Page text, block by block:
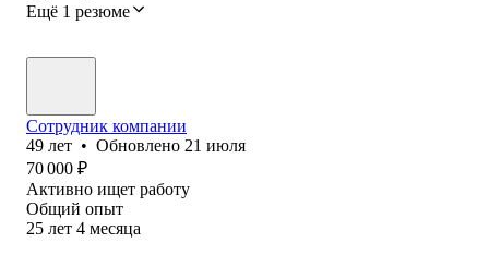
Ещё 1 резюме
Сотрудник компании
49 лет • Обновлено 21 июля
70 000 ₽
Активно ищет работу
Общий опыт
25 лет 4 месяца